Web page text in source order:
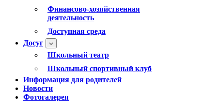
Финансово-хозяйственная
деятельность
Доступная среда
Досуг
Школьный театр
Школьный спортивный клуб
Информация для родителей
Новости
Фотогалерея